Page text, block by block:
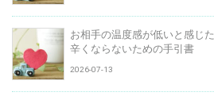
お相手の温度感が低いと感じ
辛くならないための手引書
2026-07-13